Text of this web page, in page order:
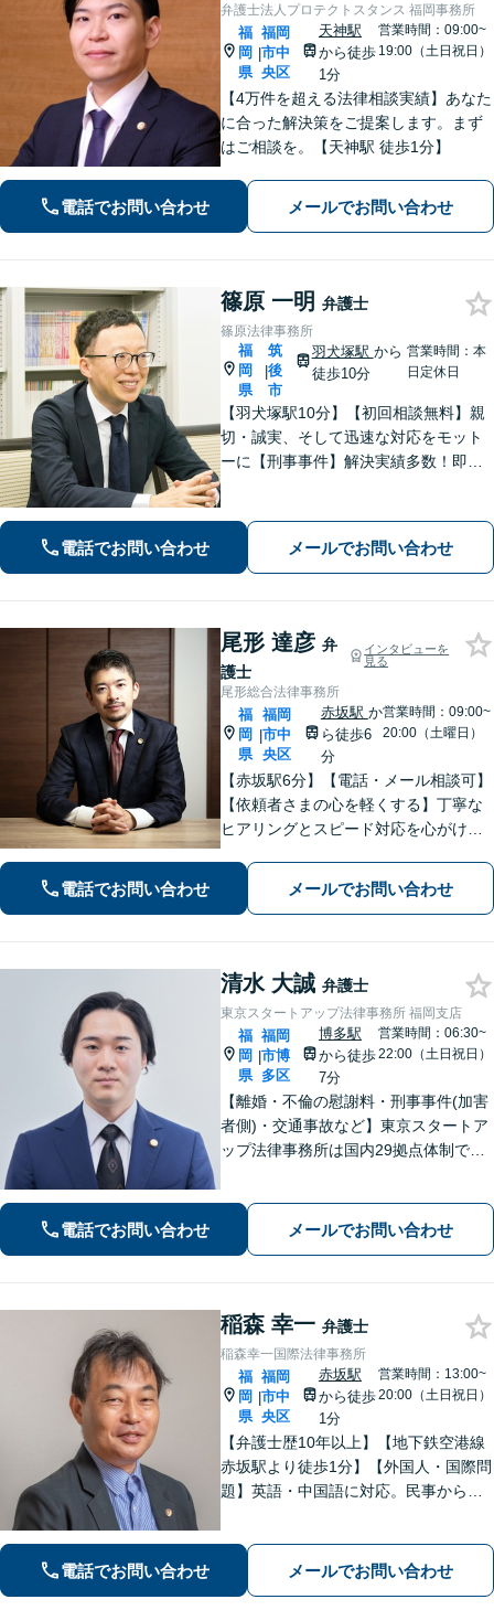
弁護士法人プロテクトスタンス 福岡事務所
福
岡
県
|
福岡
市中
央区
天神駅
から徒歩
1分
営業時間：09:00~
19:00（土日祝日）
【4万件を超える法律相談実績】あなた
に合った解決策をご提案します。まず
はご相談を。【天神駅 徒歩1分】
電話でお問い合わせ メールでお問い合わせ
篠原 一明 弁護士
篠原法律事務所
福
岡
県
|
筑
後
市
羽犬塚駅 から
徒歩10分
営業時間：本
日定休日
【羽犬塚駅10分】【初回相談無料】親
切・誠実、そして迅速な対応をモット
ーに【刑事事件】解決実績多数！即時
選択肢と法的権利を明確にし、納得の
いく決断ができるよう支援いたします
電話でお問い合わせ メールでお問い合わせ
尾形 達彦 弁
護士
インタビューを
見る
尾形総合法律事務所
福
岡
県
|
福岡
市中
央区
赤坂駅 か
ら徒歩6
分
営業時間：09:00~
20:00（土曜日）
【赤坂駅6分】【電話・メール相談可】
【依頼者さまの心を軽くする】丁寧な
ヒアリングとスピード対応を心がけ、
ていただけるよう全力を尽くします。
おひとりで悩まず、お気軽にご相談く
電話でお問い合わせ メールでお問い合わせ
清水 大誠 弁護士
東京スタートアップ法律事務所 福岡支店
福
岡
県
|
福岡
市博
多区
博多駅
から徒歩
7分
営業時間：06:30~
22:00（土日祝日）
【離婚・不倫の慰謝料・刑事事件(加害
者側)・交通事故など】東京スタートア
ップ法律事務所は国内29拠点体制で全
専門性の高い弁護士が寄り添い解決を
サポートします。
電話でお問い合わせ メールでお問い合わせ
稲森 幸一 弁護士
稲森幸一国際法律事務所
福
岡
県
|
福岡
市中
央区
赤坂駅
から徒歩
1分
営業時間：13:00~
20:00（土日祝日）
【弁護士歴10年以上】【地下鉄空港線
赤坂駅より徒歩1分】【外国人・国際問
題】英語・中国語に対応。民事から刑
認定など実績多数【税務訴訟】税務調
査や審査請求、国際税務も対応可能
電話でお問い合わせ メールでお問い合わせ